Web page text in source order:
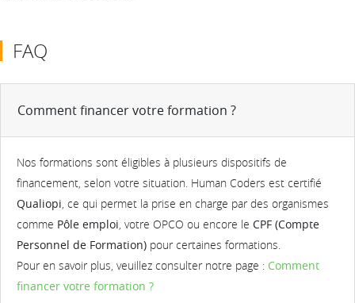
FAQ
Comment financer votre formation ?
Nos formations sont éligibles à plusieurs dispositifs de
financement, selon votre situation. Human Coders est certifié
Qualiopi, ce qui permet la prise en charge par des organismes
comme Pôle emploi, votre OPCO ou encore le CPF (Compte
Personnel de Formation) pour certaines formations.
Pour en savoir plus, veuillez consulter notre page : Comment
financer votre formation ?